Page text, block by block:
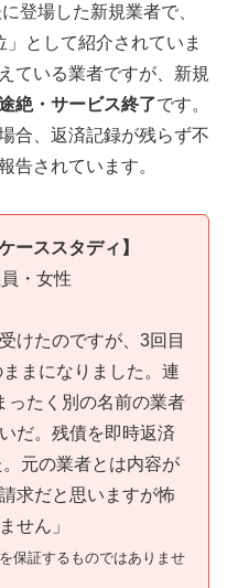
登場した新規業者で、
として紹介されていま
ている業者ですが、新規
絶・サービス終了です。
合、返済記録が残らず不
告されています。
ーススタディ】
・女性
けたのですが、3回目
まになりました。連
ったく別の名前の業者
だ。残債を即時返済
元の業者とは内容が
求だと思いますが怖
せん」
保証するものではありませ